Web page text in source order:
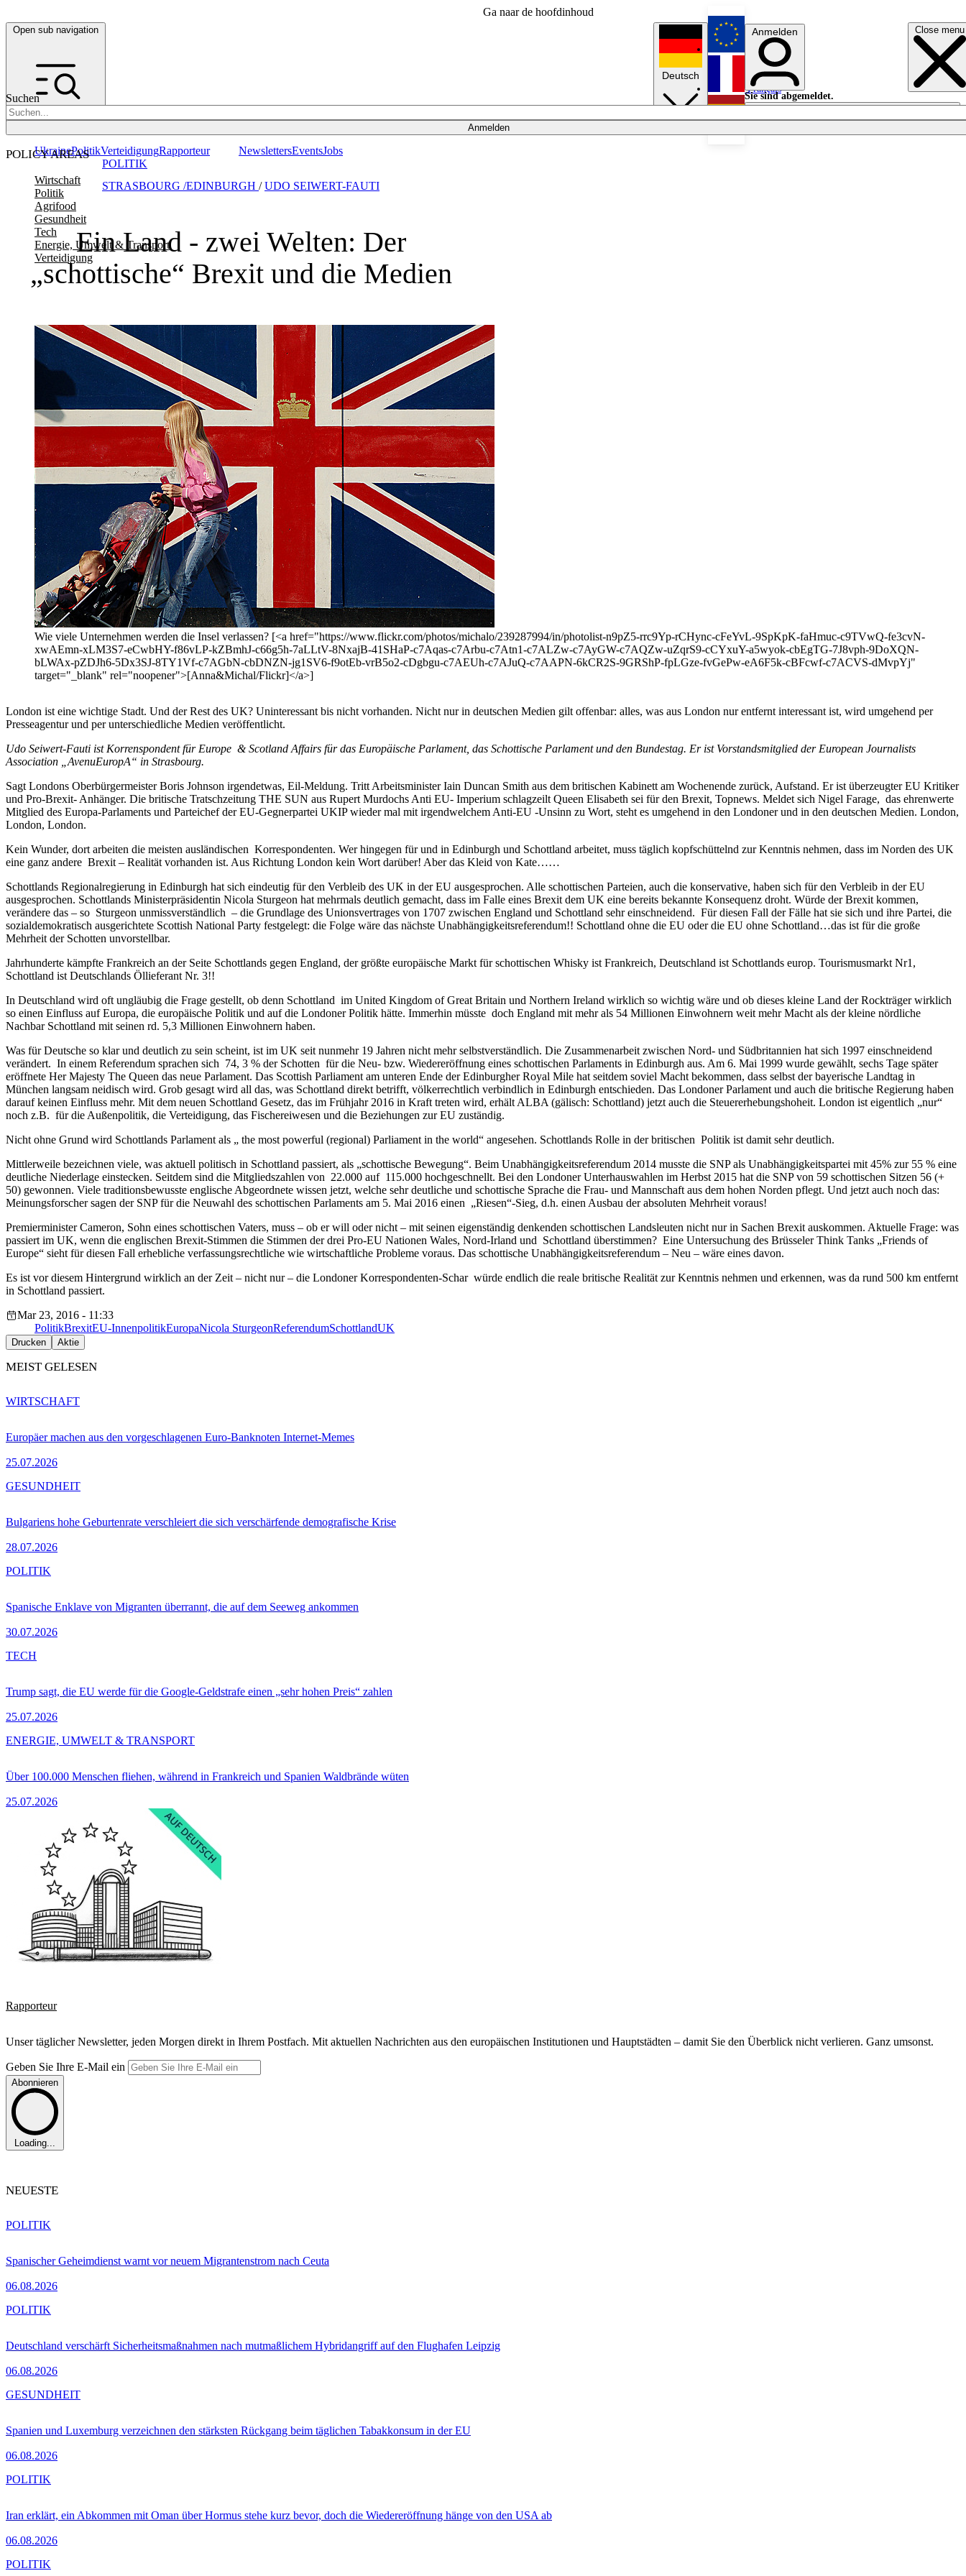
Ga naar de hoofdinhoud
Open sub navigation Close menu
Suchen
Anmelden
POLICY AREAS
Wirtschaft
Politik
Agrifood
Gesundheit
Tech
Energie, Umwelt & Transport
Verteidigung
UkrainePolitikVerteidigungRapporteur NewslettersEventsJobs
Deutsch
English
Français
Anmelden
Sie sind abgemeldet.
Anmelden
Licht aus
Ein Land - zwei Welten: Der
„schottische“ Brexit und die Medien
STRASBOURG /EDINBURGH /UDO SEIWERT-FAUTI
POLITIK
Wie viele Unternehmen werden die Insel verlassen? [<a href="https://www.flickr.com/photos/michalo/239287994/in/photolist-n9pZ5-rrc9Yp-rCHync-cFeYvL-9SpKpK-faHmuc-c9TVwQ-fe3cvN-
xwAEmn-xLM3S7-eCwbHY-f86vLP-kZBmhJ-c66g5h-7aLLtV-8NxajB-41SHaP-c7Aqas-c7Arbu-c7Atn1-c7ALZw-c7AyGW-c7AQZw-uZqrS9-cCYxuY-a5wyok-cbEgTG-7J8vph-9DoXQN-
bLWAx-pZDJh6-5Dx3SJ-8TY1Vf-c7AGbN-cbDNZN-jg1SV6-f9otEb-vrB5o2-cDgbgu-c7AEUh-c7AJuQ-c7AAPN-6kCR2S-9GRShP-fpLGze-fvGePw-eA6F5k-cBFcwf-c7ACVS-dMvpYj"
target="_blank" rel="noopener">[Anna&Michal/Flickr]</a>]
London ist eine wichtige Stadt. Und der Rest des UK? Uninteressant bis nicht vorhanden. Nicht nur in deutschen Medien gilt offenbar: alles, was aus London nur entfernt interessant ist, wird umgehend per
Presseagentur und per unterschiedliche Medien veröffentlicht.
Udo Seiwert-Fauti ist Korrenspondent für Europe & Scotland Affairs für das Europäische Parlament, das Schottische Parlament und den Bundestag. Er ist Vorstandsmitglied der European Journalists
Association „AvenuEuropA“ in Strasbourg.
Sagt Londons Oberbürgermeister Boris Johnson irgendetwas, Eil-Meldung. Tritt Arbeitsminister Iain Duncan Smith aus dem britischen Kabinett am Wochenende zurück, Aufstand. Er ist überzeugter EU Kritiker
und Pro-Brexit- Anhänger. Die britische Tratschzeitung THE SUN aus Rupert Murdochs Anti EU- Imperium schlagzeilt Queen Elisabeth sei für den Brexit, Topnews. Meldet sich Nigel Farage, das ehrenwerte
Mitglied des Europa-Parlaments und Parteichef der EU-Gegnerpartei UKIP wieder mal mit irgendwelchem Anti-EU -Unsinn zu Wort, steht es umgehend in den Londoner und in den deutschen Medien. London,
London, London.
Kein Wunder, dort arbeiten die meisten ausländischen Korrespondenten. Wer hingegen für und in Edinburgh und Schottland arbeitet, muss täglich kopfschüttelnd zur Kenntnis nehmen, dass im Norden des UK
eine ganz andere Brexit – Realität vorhanden ist. Aus Richtung London kein Wort darüber! Aber das Kleid von Kate……
Schottlands Regionalregierung in Edinburgh hat sich eindeutig für den Verbleib des UK in der EU ausgesprochen. Alle schottischen Parteien, auch die konservative, haben sich für den Verbleib in der EU
ausgesprochen. Schottlands Ministerpräsidentin Nicola Sturgeon hat mehrmals deutlich gemacht, dass im Falle eines Brexit dem UK eine bereits bekannte Konsequenz droht. Würde der Brexit kommen,
verändere das – so Sturgeon unmissverständlich – die Grundlage des Unionsvertrages von 1707 zwischen England und Schottland sehr einschneidend. Für diesen Fall der Fälle hat sie sich und ihre Partei, die
sozialdemokratisch ausgerichtete Scottish National Party festgelegt: die Folge wäre das nächste Unabhängigkeitsreferendum!! Schottland ohne die EU oder die EU ohne Schottland…das ist für die große
Mehrheit der Schotten unvorstellbar.
Jahrhunderte kämpfte Frankreich an der Seite Schottlands gegen England, der größte europäische Markt für schottischen Whisky ist Frankreich, Deutschland ist Schottlands europ. Tourismusmarkt Nr1,
Schottland ist Deutschlands Öllieferant Nr. 3!!
In Deutschland wird oft ungläubig die Frage gestellt, ob denn Schottland im United Kingdom of Great Britain und Northern Ireland wirklich so wichtig wäre und ob dieses kleine Land der Rockträger wirklich
so einen Einfluss auf Europa, die europäische Politik und auf die Londoner Politik hätte. Immerhin müsste doch England mit mehr als 54 Millionen Einwohnern weit mehr Macht als der kleine nördliche
Nachbar Schottland mit seinen rd. 5,3 Millionen Einwohnern haben.
Was für Deutsche so klar und deutlich zu sein scheint, ist im UK seit nunmehr 19 Jahren nicht mehr selbstverständlich. Die Zusammenarbeit zwischen Nord- und Südbritannien hat sich 1997 einschneidend
verändert. In einem Referendum sprachen sich 74, 3 % der Schotten für die Neu- bzw. Wiedereröffnung eines schottischen Parlaments in Edinburgh aus. Am 6. Mai 1999 wurde gewählt, sechs Tage später
eröffnete Her Majesty The Queen das neue Parlament. Das Scottish Parliament am unteren Ende der Edinburgher Royal Mile hat seitdem soviel Macht bekommen, dass selbst der bayerische Landtag in
München langsam neidisch wird. Grob gesagt wird all das, was Schottland direkt betrifft, völkerrechtlich verbindlich in Edinburgh entschieden. Das Londoner Parlament und auch die britische Regierung haben
darauf keinen Einfluss mehr. Mit dem neuen Schottland Gesetz, das im Frühjahr 2016 in Kraft treten wird, erhält ALBA (gälisch: Schottland) jetzt auch die Steuererhebungshoheit. London ist eigentlich „nur“
noch z.B. für die Außenpolitik, die Verteidigung, das Fischereiwesen und die Beziehungen zur EU zuständig.
Nicht ohne Grund wird Schottlands Parlament als „ the most powerful (regional) Parliament in the world“ angesehen. Schottlands Rolle in der britischen Politik ist damit sehr deutlich.
Mittlerweile bezeichnen viele, was aktuell politisch in Schottland passiert, als „schottische Bewegung“. Beim Unabhängigkeitsreferendum 2014 musste die SNP als Unabhängigkeitspartei mit 45% zur 55 % eine
deutliche Niederlage einstecken. Seitdem sind die Mitgliedszahlen von 22.000 auf 115.000 hochgeschnellt. Bei den Londoner Unterhauswahlen im Herbst 2015 hat die SNP von 59 schottischen Sitzen 56 (+
50) gewonnen. Viele traditionsbewusste englische Abgeordnete wissen jetzt, welche sehr deutliche und schottische Sprache die Frau- und Mannschaft aus dem hohen Norden pflegt. Und jetzt auch noch das:
Meinungsforscher sagen der SNP für die Neuwahl des schottischen Parlaments am 5. Mai 2016 einen „Riesen“-Sieg, d.h. einen Ausbau der absoluten Mehrheit voraus!
Premierminister Cameron, Sohn eines schottischen Vaters, muss – ob er will oder nicht – mit seinen eigenständig denkenden schottischen Landsleuten nicht nur in Sachen Brexit auskommen. Aktuelle Frage: was
passiert im UK, wenn die englischen Brexit-Stimmen die Stimmen der drei Pro-EU Nationen Wales, Nord-Irland und Schottland überstimmen? Eine Untersuchung des Brüsseler Think Tanks „Friends of
Europe“ sieht für diesen Fall erhebliche verfassungsrechtliche wie wirtschaftliche Probleme voraus. Das schottische Unabhängigkeitsreferendum – Neu – wäre eines davon.
Es ist vor diesem Hintergrund wirklich an der Zeit – nicht nur – die Londoner Korrespondenten-Schar würde endlich die reale britische Realität zur Kenntnis nehmen und erkennen, was da rund 500 km entfernt
in Schottland passiert.
Mar 23, 2016 - 11:33
PolitikBrexitEU-InnenpolitikEuropaNicola SturgeonReferendumSchottlandUK
Drucken Aktie
MEIST GELESEN
Europäer machen aus den vorgeschlagenen Euro-Banknoten Internet-Memes
25.07.2026
WIRTSCHAFT
Bulgariens hohe Geburtenrate verschleiert die sich verschärfende demografische Krise
28.07.2026
GESUNDHEIT
Spanische Enklave von Migranten überrannt, die auf dem Seeweg ankommen
30.07.2026
POLITIK
Trump sagt, die EU werde für die Google-Geldstrafe einen „sehr hohen Preis“ zahlen
25.07.2026
TECH
Über 100.000 Menschen fliehen, während in Frankreich und Spanien Waldbrände wüten
25.07.2026
ENERGIE, UMWELT & TRANSPORT
Rapporteur
Unser täglicher Newsletter, jeden Morgen direkt in Ihrem Postfach. Mit aktuellen Nachrichten aus den europäischen Institutionen und Hauptstädten – damit Sie den Überblick nicht verlieren. Ganz umsonst.
Geben Sie Ihre E-Mail ein
Abonnieren
Loading...
NEUESTE
Spanischer Geheimdienst warnt vor neuem Migrantenstrom nach Ceuta
06.08.2026
POLITIK
Deutschland verschärft Sicherheitsmaßnahmen nach mutmaßlichem Hybridangriff auf den Flughafen Leipzig
06.08.2026
POLITIK
Spanien und Luxemburg verzeichnen den stärksten Rückgang beim täglichen Tabakkonsum in der EU
06.08.2026
GESUNDHEIT
Iran erklärt, ein Abkommen mit Oman über Hormus stehe kurz bevor, doch die Wiedereröffnung hänge von den USA ab
06.08.2026
POLITIK
POLITIK